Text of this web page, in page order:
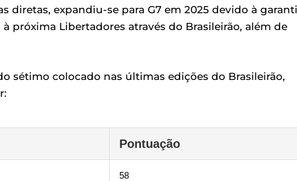
diretas, expandiu-se para G7 em 2025 devido à
à próxima Libertadores através do Brasileirão, além de
sétimo colocado nas últimas edições do Brasileirão,
Pontuação
58